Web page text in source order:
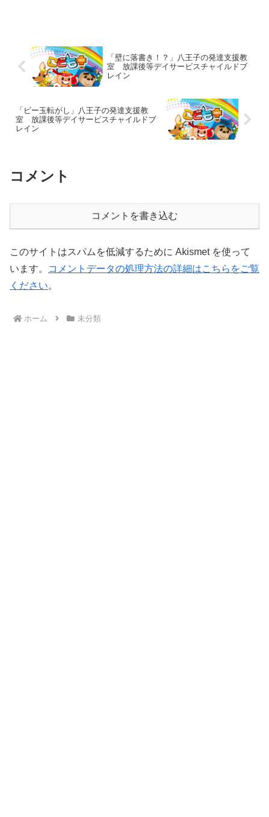
「壁に落書き！？」八王子の発達支援教
室 放課後等デイサービスチャイルドブ
レイン
「ビー玉転がし」八王子の発達支援教
室 放課後等デイサービスチャイルドブ
レイン
コメント
コメントを書き込む
このサイトはスパムを低減するために Akismet を使って
います。
コメントデータの処理方法の詳細はこちらをご覧
ください。
ホーム 未分類